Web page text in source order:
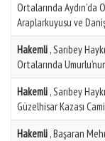
Ortalarında Aydın’da
Araplarkuyusu ve
Hakemli , Sarıbey
Ortalarında
Hakemli , Sarıbey
Güzelhisar Kazası
Hakemli , Başaran